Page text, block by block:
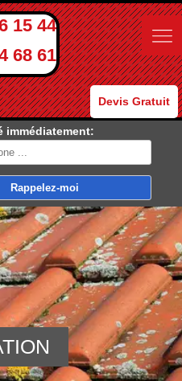
15 44
68 61
Devis Gratuit
immédiatement: